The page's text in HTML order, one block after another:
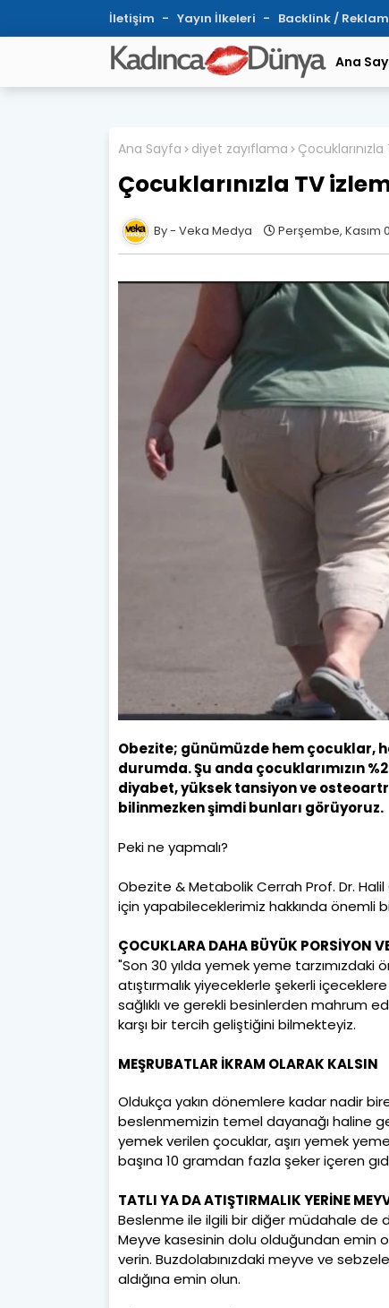
İletişim Yayın İlkeleri Backlink / Reklam
Ana
Ana Sayfa diyet zayıflama
Çocuklarınızla TV
Veka Medya Perşembe, Kasım
Obezite; günümüzde hem çocuklar,
durumda. Şu anda çocuklarımızın
diyabet, yüksek tansiyon ve
bilinmezken şimdi bunları görüyoruz.
Peki ne yapmalı?
Obezite & Metabolik Cerrah Prof. Dr.
için yapabileceklerimiz hakkında önemli
ÇOCUKLARA DAHA BÜYÜK PORSİYON
"Son 30 yılda yemek yeme
atıştırmalık yiyeceklerle şekerli
sağlıklı ve gerekli besinlerden mahrum
karşı bir tercih geliştiğini bilmekteyiz.
MEŞRUBATLAR İKRAM OLARAK KALSIN
Oldukça yakın dönemlere kadar nadir
beslenmemizin temel dayanağı haline
yemek verilen çocuklar, aşırı yemek
başına 10 gramdan fazla şeker içeren
TATLI YA DA ATIŞTIRMALIK YERİNE
Beslenme ile ilgili bir diğer müdahale
Meyve kasesinin dolu olduğundan emin
verin. Buzdolabınızdaki meyve ve
aldığına emin olun.